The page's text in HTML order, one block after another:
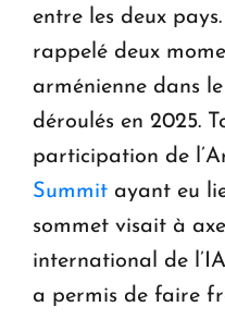
entre les deux
rappelé deux
arménienne dans
déroulés en 2025.
participation de
Summit ayant eu
sommet visait à
international de
a permis de faire